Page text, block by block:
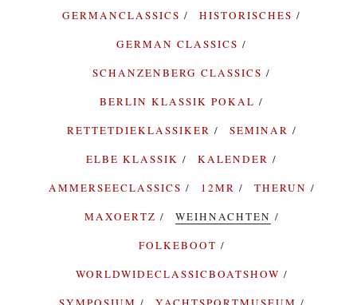
GERMANCLASSICS
HISTORISCHES
GERMAN CLASSICS
SCHANZENBERG CLASSICS
BERLIN KLASSIK POKAL
RETTETDIEKLASSIKER
SEMINAR
ELBE KLASSIK
KALENDER
AMMERSEECLASSICS
12MR
THERUN
MAXOERTZ
WEIHNACHTEN
FOLKEBOOT
WORLDWIDECLASSICBOATSHOW